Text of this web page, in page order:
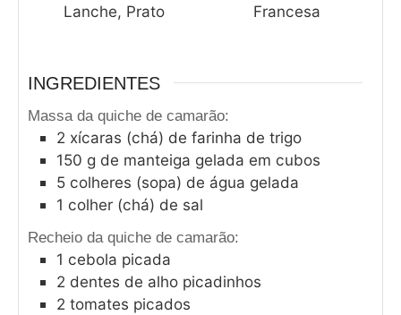
Lanche, Prato
Francesa
INGREDIENTES
Massa da quiche de camarão:
2 xícaras (chá) de farinha de trigo
150 g de manteiga gelada em cubos
5 colheres (sopa) de água gelada
1 colher (chá) de sal
Recheio da quiche de camarão:
1 cebola picada
2 dentes de alho picadinhos
2 tomates picados